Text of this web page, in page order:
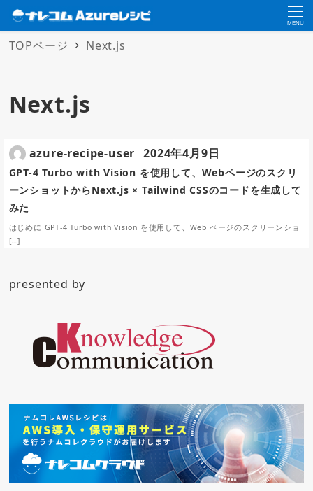
MENU
TOPページ Next.js
Next.js
GPT-4 Turbo with Vision を使用して、Webページのスクリ
ーンショットからNext.js × Tailwind CSSのコードを生成して
みた
はじめに GPT-4 Turbo with Vision を使用して、Web ページのスクリーンショ
[…]
azure-recipe-user 2024年4月9日
presented by